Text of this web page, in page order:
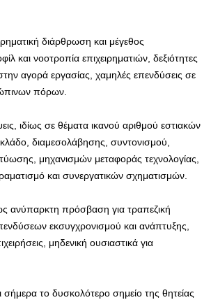
διάρθρωση και μέγεθος
και νοοτροπία επιχειρηματιών, δεξιότητες
αγορά εργασίας, χαμηλές επενδύσεις σε
πόρων.
ιδίως σε θέματα ικανού αριθμού εστιακών
διαμεσολάβησης, συντονισμού,
μηχανισμών μεταφοράς τεχνολογίας,
και συνεργατικών σχηματισμών.
ανύπαρκτη πρόσβαση για τραπεζική
εκσυγχρονισμού και ανάπτυξης,
μηδενική ουσιαστικά για
σήμερα το δυσκολότερο σημείο της θητείας